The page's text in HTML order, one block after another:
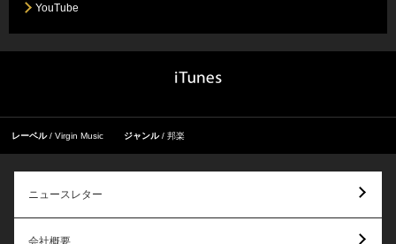
YouTube
レーベル Virgin Music ジャンル 邦楽
ニュースレター
会社概要